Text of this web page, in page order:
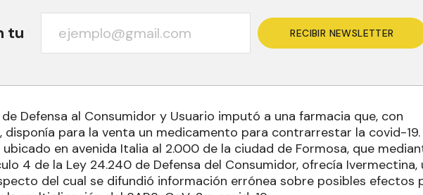
tu RECIBIR NEWSLETTER
Defensa al Consumidor y Usuario imputó a una farmacia que, con
disponía para la venta un medicamento para contrarrestar la covid-19.
en avenida Italia al 2.000 de la ciudad de Formosa, que
4 de la Ley 24.240 de Defensa del Consumidor, ofrecía Ivermectina,
del cual se difundió información errónea sobre posibles efectos